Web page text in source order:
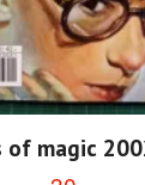
of magic